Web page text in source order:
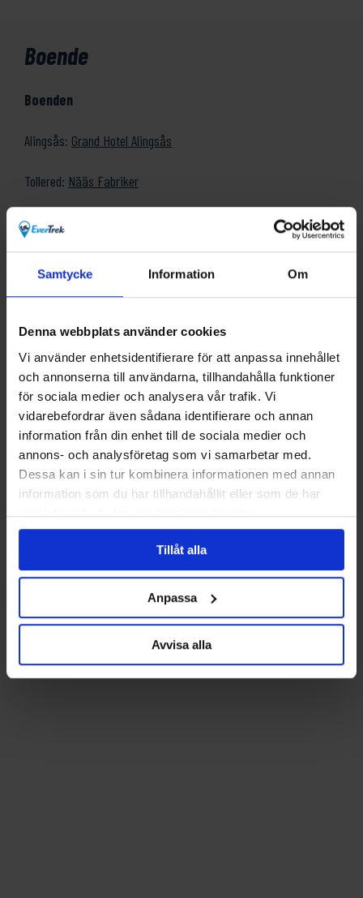
Samtycke Information Om
Denna webbplats använder cookies
Vi använder enhetsidentifierare för att anpassa innehållet
och annonserna till användarna, tillhandahålla funktioner
för sociala medier och analysera vår trafik. Vi
vidarebefordrar även sådana identifierare och annan
information från din enhet till de sociala medier och
annons- och analysföretag som vi samarbetar med.
Dessa kan i sin tur kombinera informationen med annan
information som du har tillhandahållit eller som de har
samlat in när du har använt deras tjänster.
Tillåt alla
Anpassa
Avvisa alla
Boende
Boenden
Alingsås: Grand Hotel Alingsås
Tollered: Nääs Fabriker
Aspenäs:
Antingen så bokar du på egen hand eller så bokar vi åt dig.
Kontakta oss för prisuppgifter. Vi samarbetar med ett antal
Comfort Hotel Göteborg(Med utsikt över hamninloppet och härlig
tak terrass varma dagar & kvällar)
Avalon Hotel(med takpool, mittemot Saluhallen)
Elite Plaza Hotel (nära shopping)